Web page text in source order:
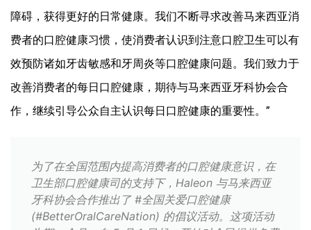
障碍，获得更好的日常健康。我们不断寻求改善马来西亚消
费者的口腔健康习惯，使消费者认识到注意口腔卫生可以有
效预防诸如牙齿敏感和牙周炎等口腔健康问题。我们致力于
改善消费者的每日口腔健康，期待与马来西亚牙科协会合
作，继续引导公众自主认识每日口腔健康的重要性。”
为了在全国范围内提高消费者的口腔健康意识，在
卫生部口腔健康司的支持下，Haleon 与马来西亚
牙科协会合作推出了 #全国关爱口腔健康
(#BetterOralCareNation) 的倡议活动。这项活动